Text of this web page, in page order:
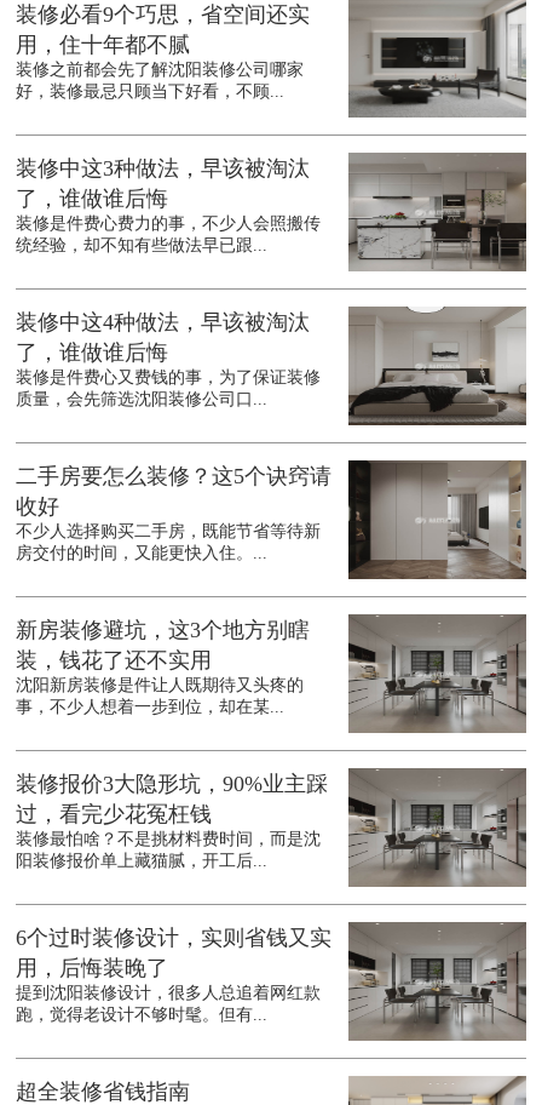
装修必看9个巧思，省空间还实
用，住十年都不腻
装修之前都会先了解沈阳装修公司哪家
好，装修最忌只顾当下好看，不顾...
装修中这3种做法，早该被淘汰
了，谁做谁后悔
装修是件费心费力的事，不少人会照搬传
统经验，却不知有些做法早已跟...
装修中这4种做法，早该被淘汰
了，谁做谁后悔
装修是件费心又费钱的事，为了保证装修
质量，会先筛选沈阳装修公司口...
二手房要怎么装修？这5个诀窍请
收好
不少人选择购买二手房，既能节省等待新
房交付的时间，又能更快入住。...
新房装修避坑，这3个地方别瞎
装，钱花了还不实用
沈阳新房装修是件让人既期待又头疼的
事，不少人想着一步到位，却在某...
装修报价3大隐形坑，90%业主踩
过，看完少花冤枉钱
装修最怕啥？不是挑材料费时间，而是沈
阳装修报价单上藏猫腻，开工后...
6个过时装修设计，实则省钱又实
用，后悔装晚了
提到沈阳装修设计，很多人总追着网红款
跑，觉得老设计不够时髦。但有...
超全装修省钱指南